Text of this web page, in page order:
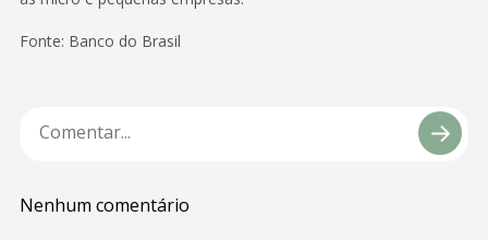
Fonte: Banco do Brasil
Nenhum comentário